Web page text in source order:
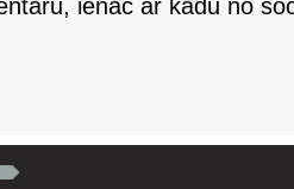
ienāc ar kādu no